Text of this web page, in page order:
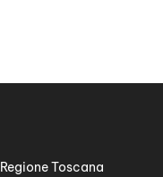
Regione Toscana